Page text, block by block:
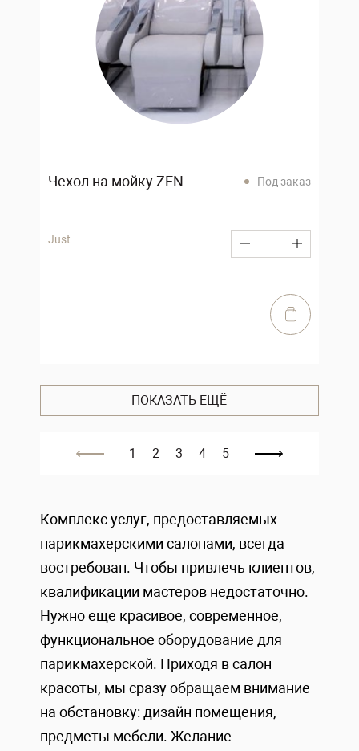
Чехол на мойку ZEN Под заказ
Just
ПОКАЗАТЬ ЕЩЁ
1 2 3 4 5
Комплекс услуг, предоставляемых
парикмахерскими салонами, всегда
востребован. Чтобы привлечь клиентов,
квалификации мастеров недостаточно.
Нужно еще красивое, современное,
функциональное оборудование для
парикмахерской. Приходя в салон
красоты, мы сразу обращаем внимание
на обстановку: дизайн помещения,
предметы мебели. Желание